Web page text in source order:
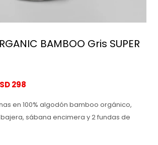
BAMBOO Gris SUPER
298
en 100% algodón bamboo orgánico,
sábana encimera y 2 fundas de